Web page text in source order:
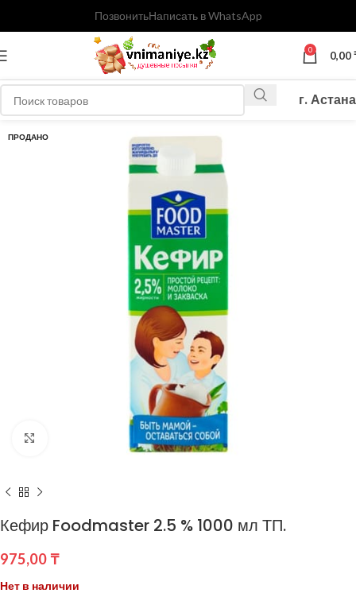
ПозвонитьНаписать в WhatsApp
0 0,00
г. Астана
ПРОДАНО
Нажмите, чтобы увеличить
Кефир Foodmaster 2.5 % 1000 мл ТП.
975,00 ₸
Нет в наличии